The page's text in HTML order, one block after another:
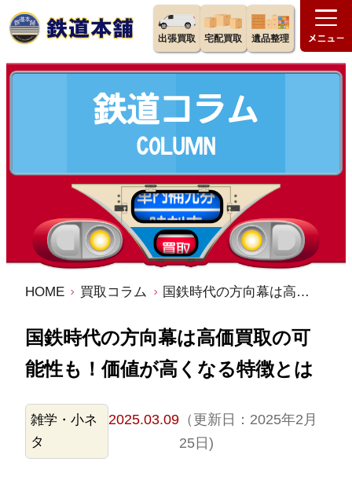
出張買取 宅配買取 遺品整理
HOME 買取コラム 国鉄時代の方向幕は高価買取の可能性も！価値が高くなる特徴とは
国鉄時代の方向幕は高価買取の可
能性も！価値が高くなる特徴とは
雑学・小ネ
タ
2025.03.09（更新日：2025年2月
25日)